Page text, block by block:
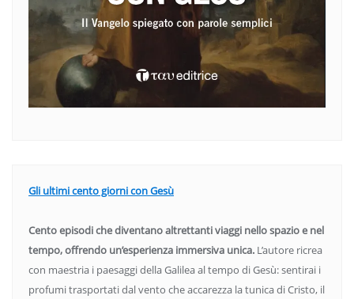
Gli ultimi cento giorni con Gesù
Cento episodi che diventano altrettanti viaggi nello spazio e nel
tempo, offrendo un’esperienza immersiva unica. L’autore ricrea
con maestria i paesaggi della Galilea al tempo di Gesù: sentirai i
profumi trasportati dal vento che accarezza la tunica di Cristo, il